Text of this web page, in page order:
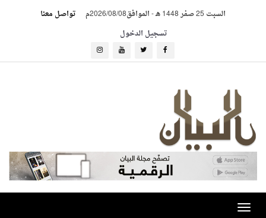
السبت 25 صفر 1448 هـ -الموافق2026/08/08م
تواصل معنا
تسجيل الدخول
Toggle